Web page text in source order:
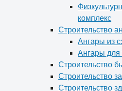
комплекс
Строительство
Ангары из
Ангары для
Строительство
Строительство
Строительство